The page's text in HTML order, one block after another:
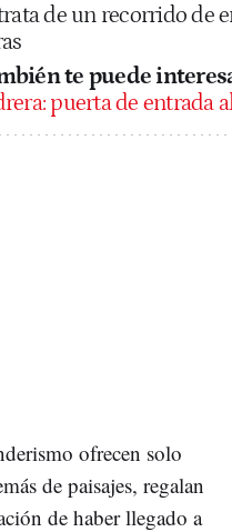
de un recorrido de
te puede
puerta de entrada
ofrecen solo
de paisajes, regalan
de haber llegado a